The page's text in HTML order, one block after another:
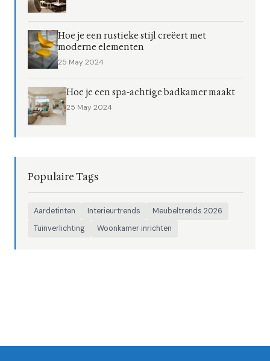
Hoe je een rustieke stijl creëert met
moderne elementen
25 May 2024
Hoe je een spa-achtige badkamer maakt
25 May 2024
Populaire Tags
Aardetinten Interieurtrends
Meubeltrends 2026
Tuinverlichting
Woonkamer inrichten